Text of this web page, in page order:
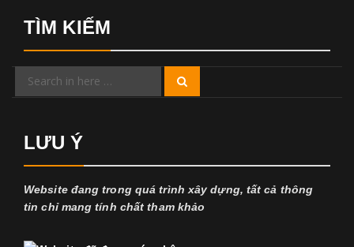
TÌM KIẾM
Search
LƯU Ý
Website đang trong quá trình xây dựng, tất cả thông
tin chỉ mang tính chất tham khảo